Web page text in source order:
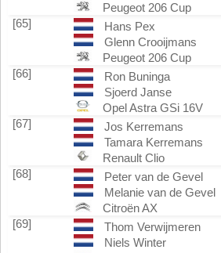
Peugeot 206 Cup
[65]
Hans Pex
Glenn Crooijmans
Peugeot 206 Cup
[66]
Ron Buninga
Sjoerd Janse
Opel Astra GSi 16V
[67]
Jos Kerremans
Tamara Kerremans
Renault Clio
[68]
Peter van de Gevel
Melanie van de Gevel
Citroën AX
[69]
Thom Verwijmeren
Niels Winter